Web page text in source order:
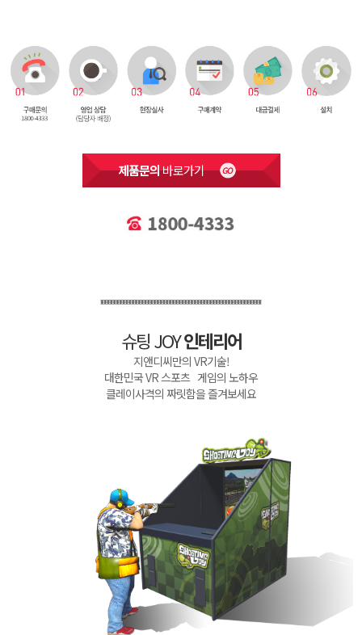
제품문의바로가기
슈팅 JOY인테리어
지앤디씨만의 VR기술!
대한민국 VR 스포츠 게임의 노하우
클레이사격의 짜릿함을 즐겨보세요